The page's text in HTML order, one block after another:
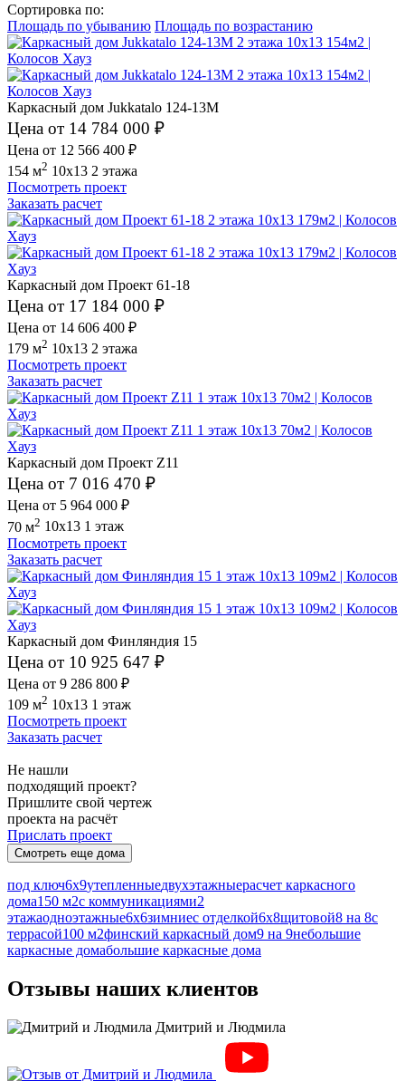
Сортировка по:
Площадь по убыванию Площадь по возрастанию
Каркасный дом Jukkatalo 124-13M
Цена от 14 784 000 ₽
Цена от 12 566 400 ₽
154 м2 10x13 2 этажа
Посмотреть проект
Заказать расчет
Каркасный дом Проект 61-18
Цена от 17 184 000 ₽
Цена от 14 606 400 ₽
179 м2 10x13 2 этажа
Посмотреть проект
Заказать расчет
Каркасный дом Проект Z11
Цена от 7 016 470 ₽
Цена от 5 964 000 ₽
70 м2 10x13 1 этаж
Посмотреть проект
Заказать расчет
Каркасный дом Финляндия 15
Цена от 10 925 647 ₽
Цена от 9 286 800 ₽
109 м2 10x13 1 этаж
Посмотреть проект
Заказать расчет
Не нашли
подходящий проект?
Пришлите свой чертеж
проекта на расчёт
Прислать проект
Смотреть еще дома
под ключ6х9утепленныедвухэтажныерасчет каркасного
дома150 м2с коммуникациями2
этажаодноэтажные6х6зимниес отделкой6х8щитовой8 на 8с
террасой100 м2финский каркасный дом9 на 9небольшие
каркасные домабольшие каркасные дома
Отзывы наших клиентов
Дмитрий и Людмила